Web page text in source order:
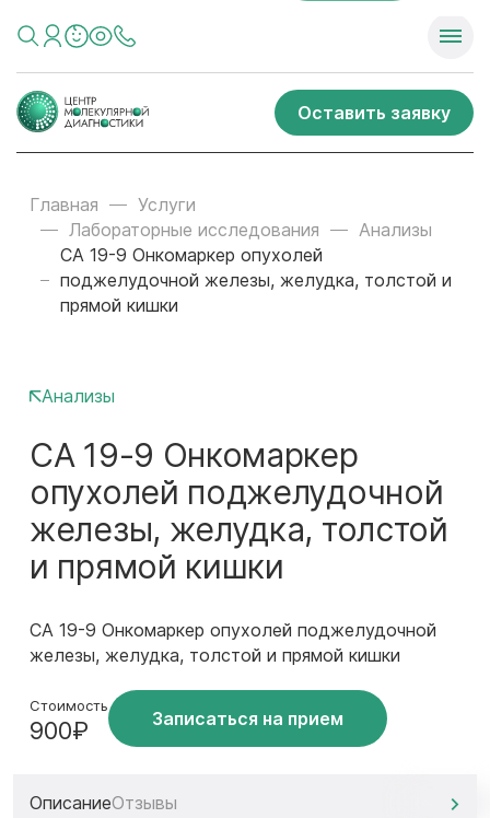
Оставить заявку
Главная
Услуги
Лабораторные исследования
Анализы
СА 19-9 Онкомаркер опухолей
поджелудочной железы, желудка, толстой и
прямой кишки
Анализы
СА 19-9 Онкомаркер
опухолей поджелудочной
железы, желудка, толстой
и прямой кишки
СА 19-9 Онкомаркер опухолей поджелудочной
железы, желудка, толстой и прямой кишки
Стоимость
900₽ Записаться на прием
ОписаниеОтзывы